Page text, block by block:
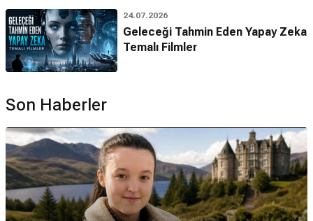
24.07.2026
Geleceği Tahmin Eden Yapay Zeka
Temalı Filmler
Son Haberler